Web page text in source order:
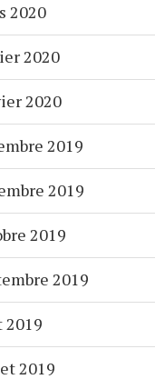
2020
2020
2020
2019
2019
2019
2019
2019
2019